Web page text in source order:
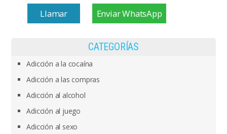
Llamar Enviar WhatsApp
CATEGORÍAS
Adicción a la cocaína
Adicción a las compras
Adicción al alcohol
Adicción al juego
Adicción al sexo